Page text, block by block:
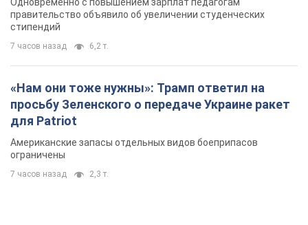
Одновременно с повышением зарплат педагогам
правительство объявило об увеличении студенческих
стипендий
7 часов назад 6,2 т.
«Нам они тоже нужны»: Трамп ответил на
просьбу Зеленского о передаче Украине ракет
для Patriot
Американские запасы отдельных видов боеприпасов
ограничены
7 часов назад 2,3 т.